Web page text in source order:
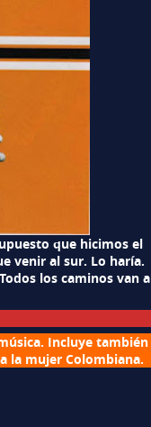
que hicimos el
venir al sur. Lo haría.
los caminos van a
Incluye también
la mujer Colombiana.